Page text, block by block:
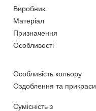
Виробник
Матеріал
Призначення
Особливості
Особливість кольору
Оздоблення та прикраси
Сумісність з